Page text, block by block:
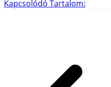
Kapcsolódó Tartalom: